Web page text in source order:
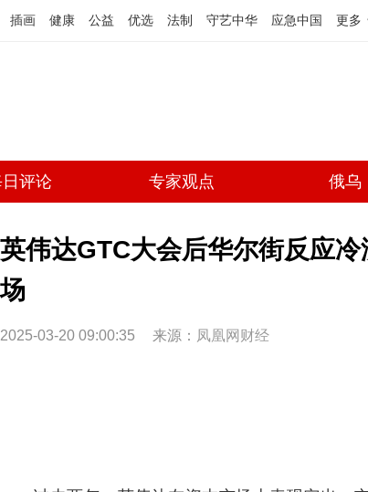
插画 健康 公益 优选 法制 守艺中华 应急中国 更多
评论 专家观点 俄乌
英伟达GTC大会后华尔街反应
场
2025-03-20 09:00:35 来源： 凤凰网财经